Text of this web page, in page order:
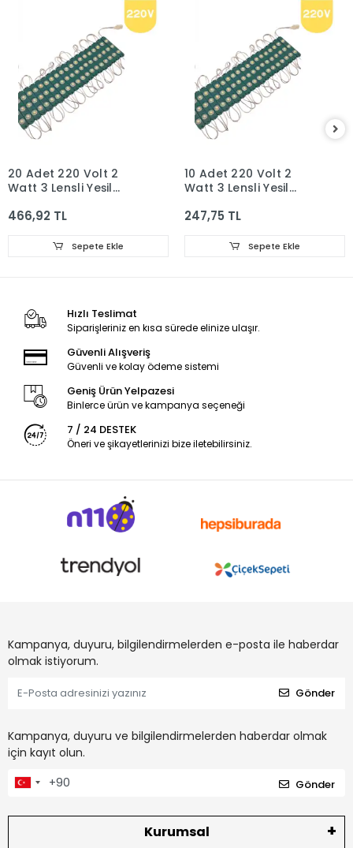
20 Adet 220 Volt 2
Watt 3 Lensli Yeşil
IP65
466,92 TL
Sepete Ekle
10 Adet 220 Volt 2
Watt 3 Lensli Yeşil
IP65
247,75 TL
Sepete Ekle
Hızlı Teslimat
Siparişleriniz en kısa sürede elinize ulaşır.
Güvenli Alışveriş
Güvenli ve kolay ödeme sistemi
Geniş Ürün Yelpazesi
Binlerce ürün ve kampanya seçeneği
7 / 24 DESTEK
Öneri ve şikayetlerinizi bize iletebilirsiniz.
Kampanya, duyuru, bilgilendirmelerden e-posta ile haberdar
olmak istiyorum.
Gönder
Kampanya, duyuru ve bilgilendirmelerden haberdar olmak
için kayıt olun.
Gönder
Kurumsal